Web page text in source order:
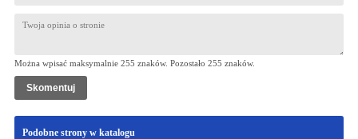
Można wpisać maksymalnie 255 znaków. Pozostało 255 znaków.
Podobne strony w katalogu